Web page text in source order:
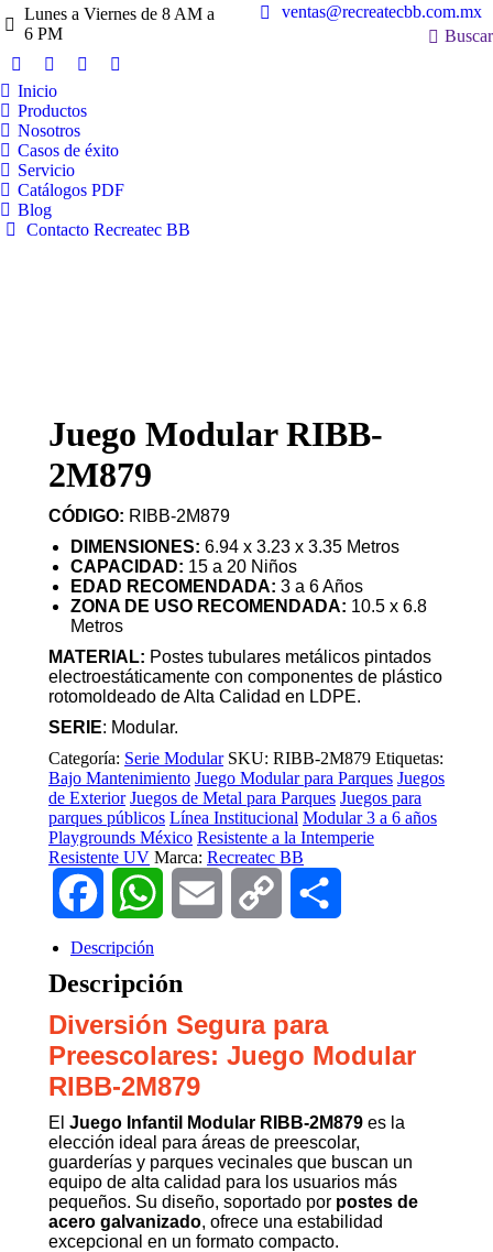
Lunes a Viernes de 8 AM a
6 PM
ventas@recreatecbb.com.mx
Buscar:
Buscar
Inicio
Productos
Nosotros
Casos de éxito
Servicio
Catálogos PDF
Blog
Contacto Recreatec BB
Juego Modular RIBB-
2M879
CÓDIGO: RIBB-2M879
DIMENSIONES: 6.94 x 3.23 x 3.35 Metros
CAPACIDA D: 15 a 20 Niños
EDAD RECOMENDADA: 3 a 6 Años
ZONA DE USO RECOMENDADA: 10.5 x 6.8
Metros
MATERIAL: Postes tubulares metálicos pintados
electroestáticamente con componentes de plástico
rotomoldeado de Alta Calidad en LDPE.
SERIE: Modular.
Categoría: Serie Modular SKU: RIBB-2M879 Etiquetas:
Bajo Mantenimiento Juego Modular para Parques Juegos
de Exterior Juegos de Metal para Parques Juegos para
parques públicos Línea Institucional Modular 3 a 6 años
Playgrounds México Resistente a la Intemperie
Resistente UV Marca: Recreatec BB
Facebook WhatsAppEmail Copy
Descripción
Descripción
Diversión Segura para
Preescolares: Juego Modular
RIBB-2M879
El Juego Infantil Modular RIBB-2M879 es la
elección ideal para áreas de preescolar,
guarderías y parques vecinales que buscan un
equipo de alta calidad para los usuarios más
pequeños. Su diseño, soportado por postes de
acero galvanizado, ofrece una estabilidad
excepcional en un formato compacto.